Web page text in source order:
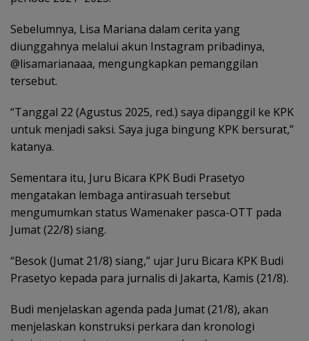
Sebelumnya, Lisa Mariana dalam cerita yang
diunggahnya melalui akun Instagram pribadinya,
@lisamarianaaa, mengungkapkan pemanggilan
tersebut.
“Tanggal 22 (Agustus 2025, red.) saya dipanggil ke KPK
untuk menjadi saksi. Saya juga bingung KPK bersurat,”
katanya.
Sementara itu, Juru Bicara KPK Budi Prasetyo
mengatakan lembaga antirasuah tersebut
mengumumkan status Wamenaker pasca-OTT pada
Jumat (22/8) siang.
“Besok (Jumat 21/8) siang,” ujar Juru Bicara KPK Budi
Prasetyo kepada para jurnalis di Jakarta, Kamis (21/8).
Budi menjelaskan agenda pada Jumat (21/8), akan
menjelaskan konstruksi perkara dan kronologi